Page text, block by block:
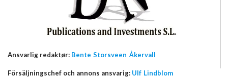
Ansvarlig redaktør: Bente Storsveen Åkervall
Försäljningschef och annons ansvarig: Ulf Lindblom